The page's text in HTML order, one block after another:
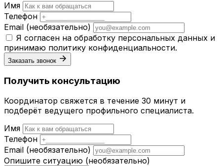
Имя
Телефон
Email (необязательно)
Я согласен на обработку персональных данных и
принимаю политику конфиденциальности.
Заказать звонок
Получить консультацию
Координатор свяжется в течение 30 минут и
подберёт ведущего профильного специалиста.
Имя
Телефон
Email (необязательно)
Опишите ситуацию (необязательно)